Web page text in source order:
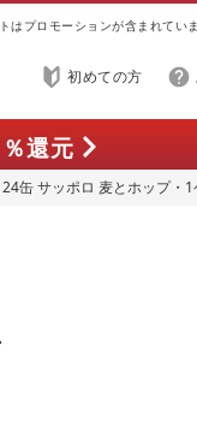
はプロモーションが含まれていま
初めての方
％還元
缶 サッポロ 麦とホップ・